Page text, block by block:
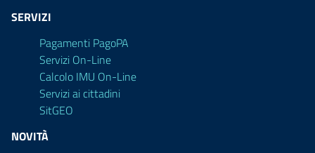
SERVIZI
Pagamenti PagoPA
Servizi On-Line
Calcolo IMU On-Line
Servizi ai cittadini
SitGEO
NOVITÀ